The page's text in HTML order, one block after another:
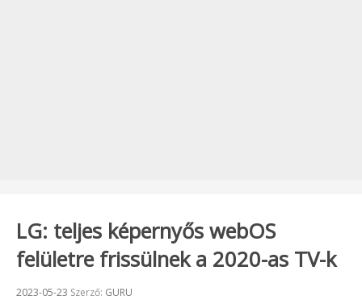
LG: teljes képernyős webOS
felületre frissülnek a 2020-as TV-k
Beküldve:
2023-05-23 Szerző: GURU